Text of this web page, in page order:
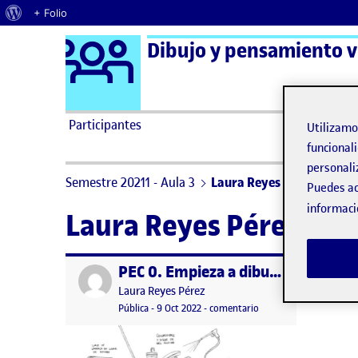
Acerca de WordPress
+ Folio
Saltar al contenido Logo Ágora
Dibujo y pensamiento
Participantes
Semestre 20211 - Aula 3 Laura Reyes Pérez
Laura Reyes Pérez
Publicado por PEC 0. Empieza a dibujar
Publicado por
Laura Reyes Pérez
Visibilidad:
Pública-Fecha de publicación
9 Oct 202210 octubre, 2022 11:59 am
-comentario en PEC 0. Empieza a
Puedes